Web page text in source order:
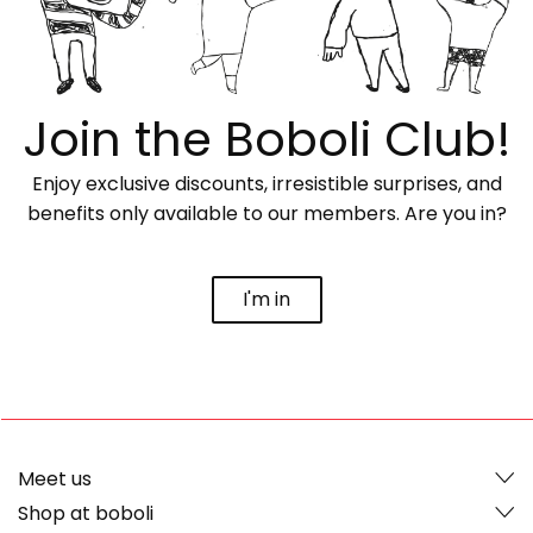
Join the Boboli Club!
Enjoy exclusive discounts, irresistible surprises, and
benefits only available to our members. Are you in?
I'm in
Meet us
Shop at boboli